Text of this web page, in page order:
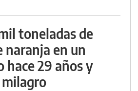
toneladas de
naranja en un
hace 29 años y